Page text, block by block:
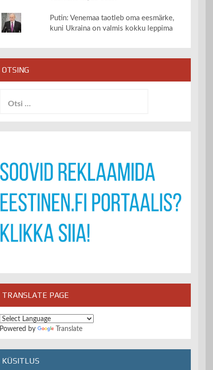
Putin: Venemaa taotleb oma eesmärke,
kuni Ukraina on valmis kokku leppima
OTSING
TRANSLATE PAGE
Powered by Translate
KÜSITLUS